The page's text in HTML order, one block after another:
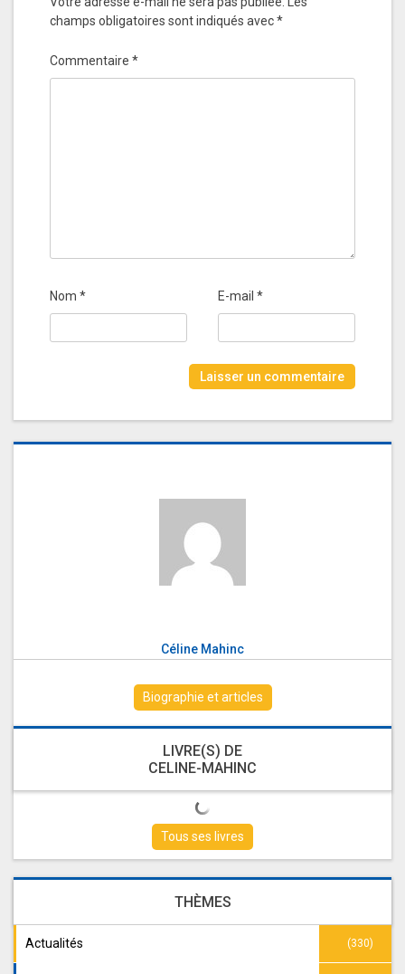
champs obligatoires sont indiqués avec*
Commentaire *
Nom * E-mail *
Céline Mahinc
Biographie et articles
LIVRE(S) DE
CELINE-MAHINC
Tous ses livres
THÈMES
Actualités (330)